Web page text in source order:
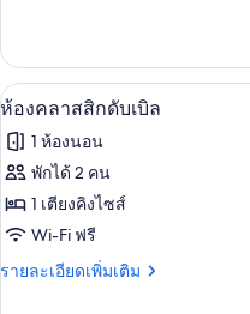
ระเบียง
เกี่ยว
กับ
ห้อง
ซ์ชัว
รี่
ระเบียง
เปิด
ภาพถ่าย
ทั้งหมด
ของ
ห้อง
คลาส
2
ห้องคลาสสิกดับเบิล
1 ห้องนอน
พักได้ 2 คน
1 เตียงคิงไซส์
Wi-Fi ฟรี
รายละเอียดเพิ่มเติม
ราย